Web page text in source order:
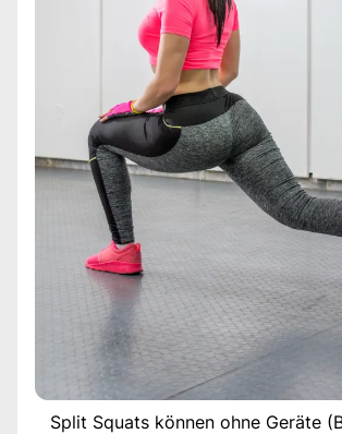
Split Squats können ohne Geräte